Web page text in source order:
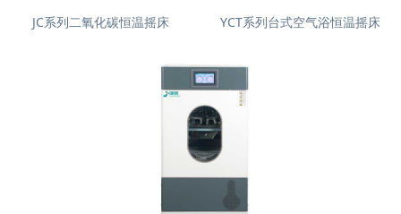
JC系列二氧化碳恒温摇床 YCT系列台式空气浴恒温摇床